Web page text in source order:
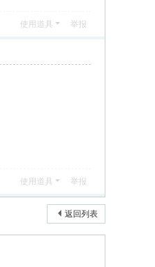
使用道具 举报
使用道具 举报
返回列表